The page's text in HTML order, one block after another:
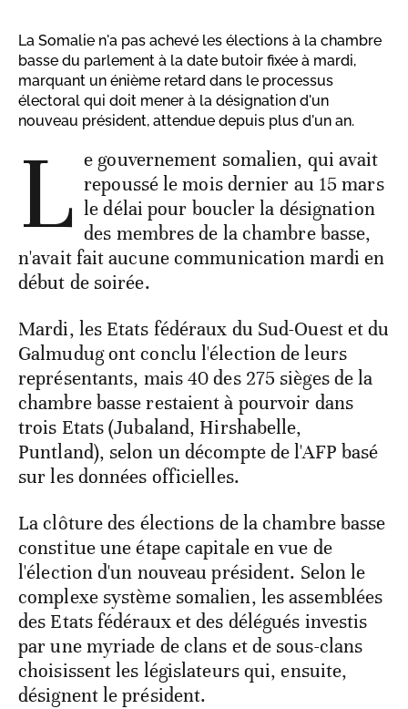
La Somalie n'a pas achevé les élections à la chambre
basse du parlement à la date butoir fixée à mardi,
marquant un énième retard dans le processus
électoral qui doit mener à la désignation d'un
nouveau président, attendue depuis plus d'un an.
L e gouvernement somalien, qui avait
repoussé le mois dernier au 15 mars
le délai pour boucler la désignation
des membres de la chambre basse,
n'avait fait aucune communication mardi en
début de soirée.
Mardi, les Etats fédéraux du Sud-Ouest et du
Galmudug ont conclu l'élection de leurs
représentants, mais 40 des 275 sièges de la
chambre basse restaient à pourvoir dans
trois Etats (Jubaland, Hirshabelle,
Puntland), selon un décompte de l'AFP basé
sur les données officielles.
La clôture des élections de la chambre basse
constitue une étape capitale en vue de
l'élection d'un nouveau président. Selon le
complexe système somalien, les assemblées
des Etats fédéraux et des délégués investis
par une myriade de clans et de sous-clans
choisissent les législateurs qui, ensuite,
désignent le président.